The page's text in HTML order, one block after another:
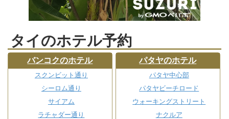
タイのホテル予約
バンコクのホテル
スクンビット通り
シーロム通り
サイアム
ラチャダー通り
パタヤのホテル
パタヤ中心部
パタヤビーチロード
ウォーキングストリート
ナクルア